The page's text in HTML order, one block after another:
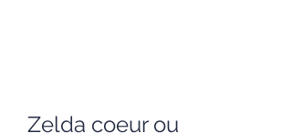
Zelda coeur ou